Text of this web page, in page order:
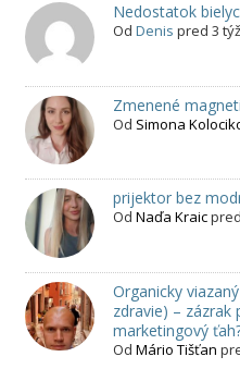
Nedostatok
Od Denis pred 3
Zmenené
Od Simona
prijektor bez
Od Naďa Kraic
Organicky
zdravie) – zázrak
marketingový
Od Mário Tišťan